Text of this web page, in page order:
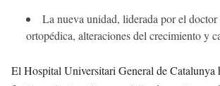
La nueva unidad, liderada por el
ortopédica, alteraciones del crecimiento y
El Hospital Universitari General de